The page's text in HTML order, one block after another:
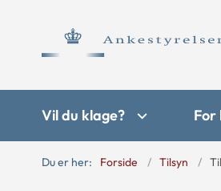
Vil du klage? For
Du er her: Forside Tilsyn